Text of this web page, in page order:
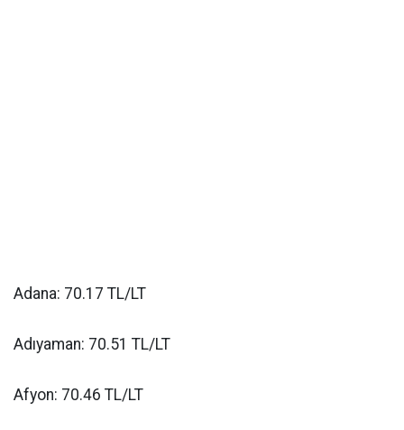
Adana: 70.17 TL/LT
Adıyaman: 70.51 TL/LT
Afyon: 70.46 TL/LT